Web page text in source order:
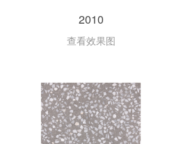
2010
查看效果图